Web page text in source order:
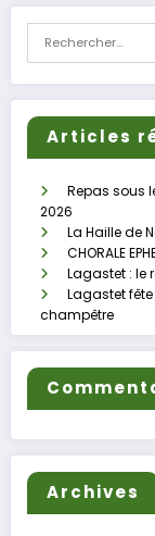
Articles
Repas sous
2026
La Haille de
CHORALE
Lagastet : le
Lagastet
champêtre
Archives